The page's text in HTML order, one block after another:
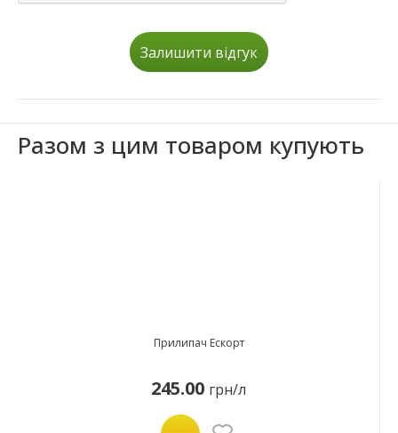
Залишити відгук
Разом з цим товаром купують
Прилипач Ескорт
245.00 грн/л